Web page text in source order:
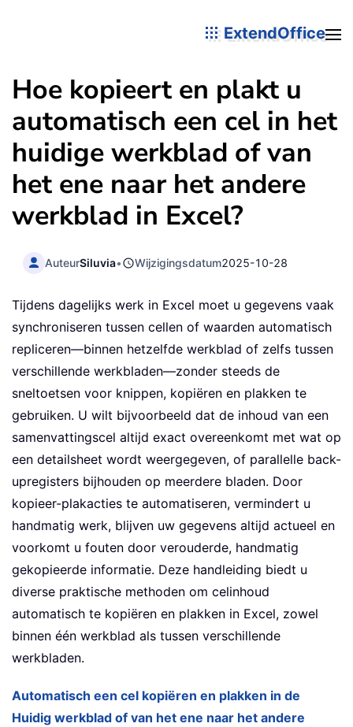
ExtendOffice
Hoe kopieert en plakt u
automatisch een cel in het
huidige werkblad of van
het ene naar het andere
werkblad in Excel?
AuteurSiluvia• Wijzigingsdatum2025-10-28
Tijdens dagelijks werk in Excel moet u gegevens vaak
synchroniseren tussen cellen of waarden automatisch
repliceren—binnen hetzelfde werkblad of zelfs tussen
verschillende werkbladen—zonder steeds de
sneltoetsen voor knippen, kopiëren en plakken te
gebruiken. U wilt bijvoorbeeld dat de inhoud van een
samenvattingscel altijd exact overeenkomt met wat op
een detailsheet wordt weergegeven, of parallelle back-
upregisters bijhouden op meerdere bladen. Door
kopieer-plakacties te automatiseren, vermindert u
handmatig werk, blijven uw gegevens altijd actueel en
voorkomt u fouten door verouderde, handmatig
gekopieerde informatie. Deze handleiding biedt u
diverse praktische methoden om celinhoud
automatisch te kopiëren en plakken in Excel, zowel
binnen één werkblad als tussen verschillende
werkbladen.
Automatisch een cel kopiëren en plakken in de
Huidig werkblad of van het ene naar het andere